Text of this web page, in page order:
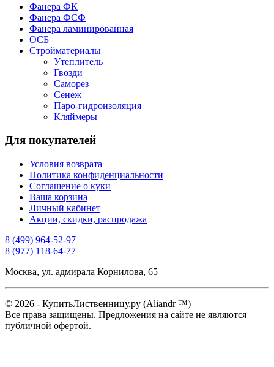
Фанера ФК
Фанера ФСФ
Фанера ламинированная
ОСБ
Стройматериалы
Утеплитель
Гвозди
Саморез
Сенеж
Паро-гидроизоляция
Кляймеры
Для покупателей
Условия возврата
Политика конфиденциальности
Соглашение о куки
Ваша корзина
Личный кабинет
Акции, скидки, распродажа
8 (499) 964-52-97
8 (977) 118-64-77
Москва, ул. адмирала Корнилова, 65
© 2026 - КупитьЛиственницу.ру (Aliandr ™)
Все права защищены. Предложения на сайте не являются
публичной офертой.